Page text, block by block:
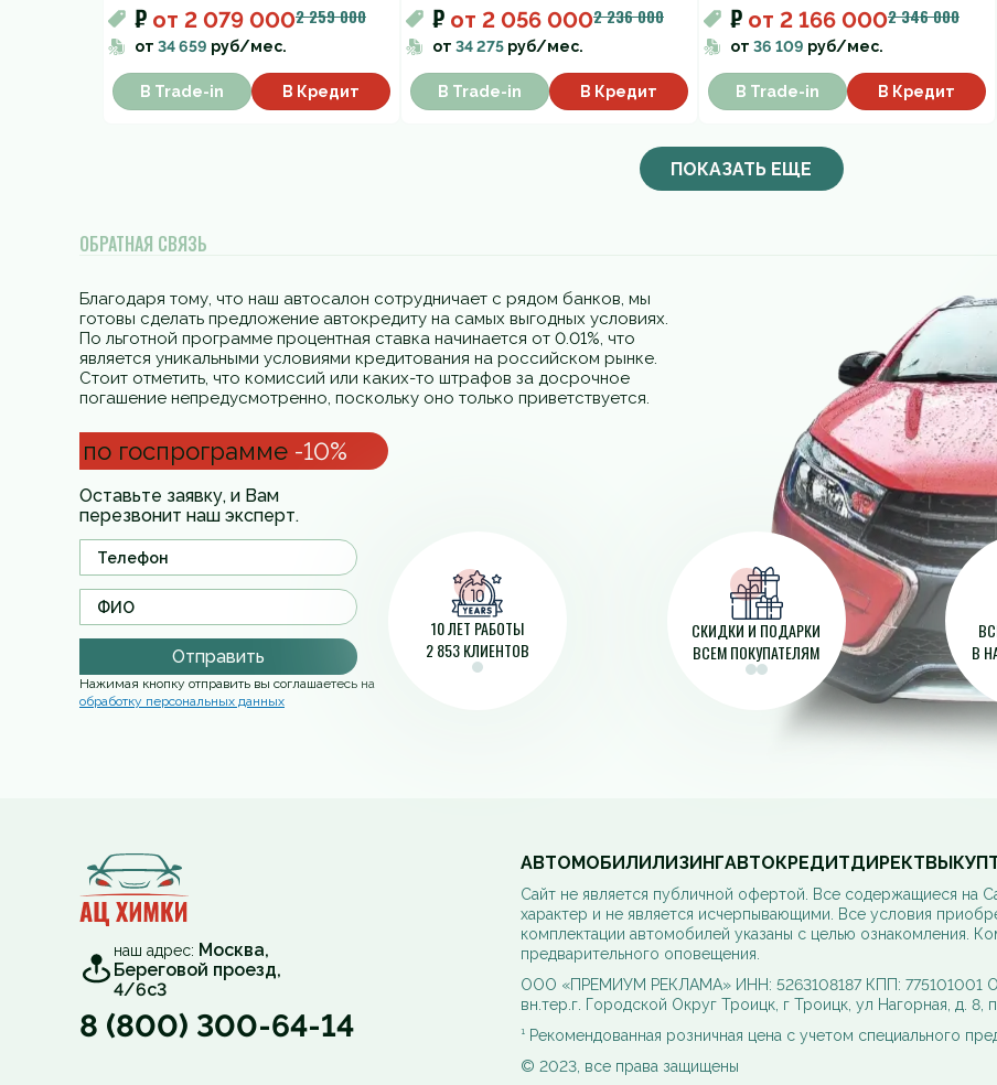
₽ от 2 079 0002 259 000
от 34 659 руб/мес.
В Trade-in В Кредит
₽ от 2 056 0002 236 000
от 34 275 руб/мес.
В Trade-in В Кредит
₽ от 2 166 0002 346 000
от 36 109 руб/мес.
В Trade-in В Кредит
ПОКАЗАТЬ ЕЩЕ
ОБРАТНАЯ СВЯЗЬ
Благодаря тому, что наш автосалон сотрудничает с рядом банков, мы
готовы сделать предложение автокредиту на самых выгодных условиях.
По льготной программе процентная ставка начинается от 0.01%, что
является уникальными условиями кредитования на российском рынке.
Стоит отметить, что комиссий или каких-то штрафов за досрочное
погашение непредусмотренно, поскольку оно только приветствуется.
по госпрограмме -10%
Оставьте заявку, и Вам
перезвонит наш эксперт.
Отправить
Нажимая кнопку отправить вы соглашаетесь на
обработку персональных данных
10 ЛЕТ РАБОТЫ
2 853 КЛИЕНТОВ
СКИДКИ И ПОДАРКИ
ВСЕМ ПОКУПАТЕЛЯМ
В
наш адрес: Москва,
Береговой проезд,
4/6с3
8 (800) 300-64-14
АВТОМОБИЛИЛИЗИНГАВТОКРЕДИТДИРЕКТВЫКУП
Cайт не является публичной офертой. Все содержащиеся на
характер и не является исчерпывающими. Все условия
комплектации автомобилей указаны с целью ознакомления.
предварительного оповещения.
ООО «ПРЕМИУМ РЕКЛАМА» ИНН: 5263108187 КПП: 775101001
вн.тер.г. Городской Округ Троицк, г Троицк, ул Нагорная, д.
¹ Рекомендованная розничная цена с учетом специального
© 2023, все права защищены